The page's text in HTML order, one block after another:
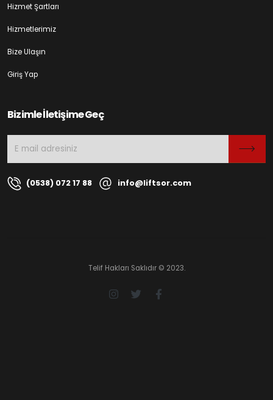
Hizmet Şartları
Hizmetlerimiz
Bize Ulaşın
Giriş Yap
Bizimle İletişime Geç
(0538) 072 17 88 info@liftsor.com
Telif Hakları Saklıdır © 2023.